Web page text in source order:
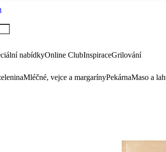
nabídkyOnline ClubInspiraceGrilování
Mléčné, vejce a margarínyPekárnaMaso a